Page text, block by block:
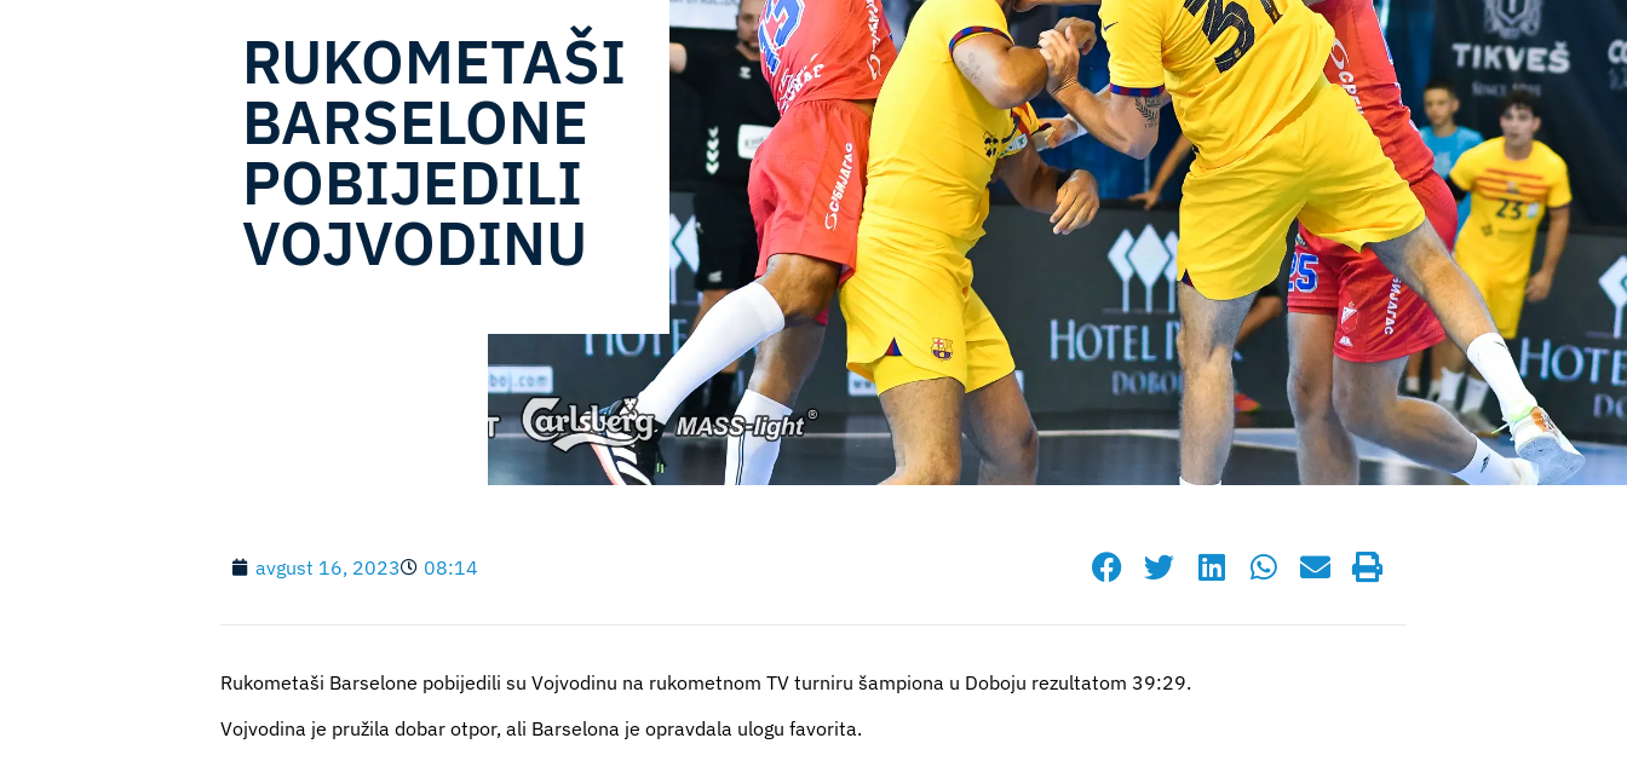
RUKOMETAŠI
BARSELONE
POBIJEDILI
VOJVODINU
avgust 16, 2023 08:14
Rukometaši Barselone pobijedili su Vojvodinu na rukometnom TV turniru šampiona u Doboju rezultatom 39:29.
Vojvodina je pružila dobar otpor, ali Barselona je opravdala ulogu favorita.